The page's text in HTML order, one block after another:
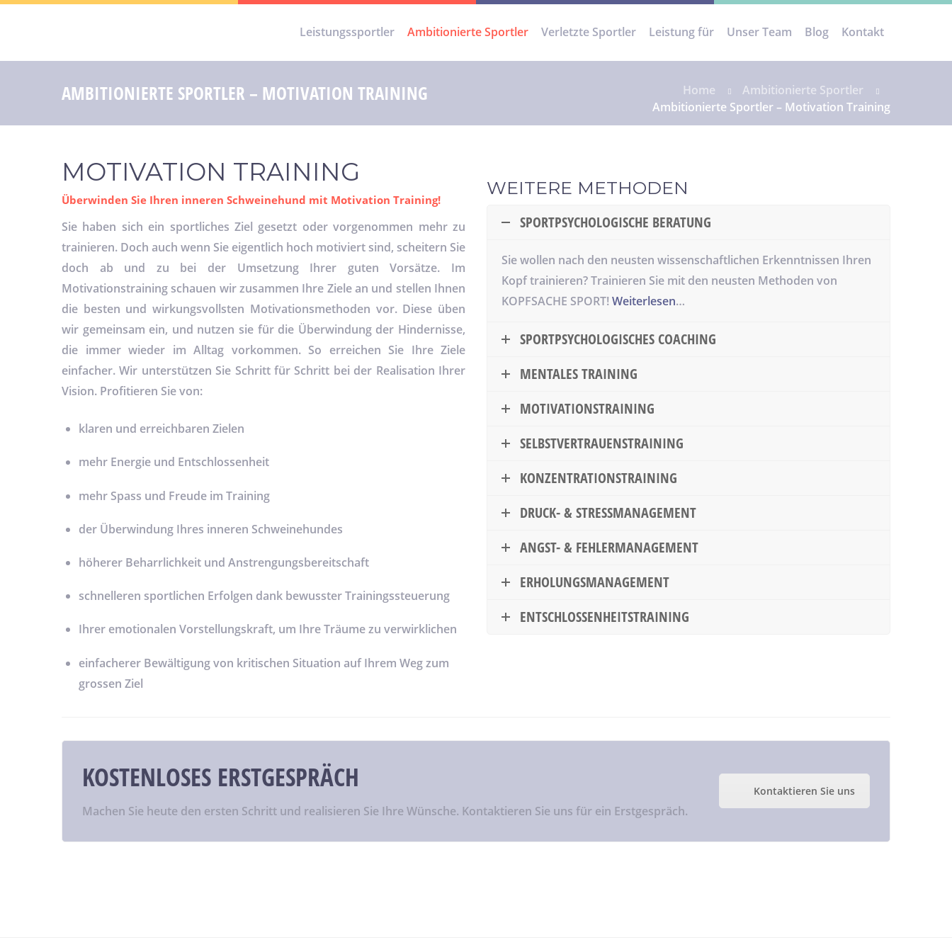
Leistungssportler Ambitionierte Sportler Verletzte Sportler Leistung für Unser Team Blog Kontakt
AMBITIONIERTE SPORTLER – MOTIVATION TRAINING Home
Ambitionierte Sportler
Ambitionierte Sportler – Motivation Training
MOTIVATION TRAINING
Überwinden Sie Ihren inneren Schweinehund mit Motivation Training!
Sie haben sich ein sportliches Ziel gesetzt oder vorgenommen mehr zu
trainieren. Doch auch wenn Sie eigentlich hoch motiviert sind, scheitern Sie
doch ab und zu bei der Umsetzung Ihrer guten Vorsätze. Im
Motivationstraining schauen wir zusammen Ihre Ziele an und stellen Ihnen
die besten und wirkungsvollsten Motivationsmethoden vor. Diese üben
wir gemeinsam ein, und nutzen sie für die Überwindung der Hindernisse,
die immer wieder im Alltag vorkommen. So erreichen Sie Ihre Ziele
einfacher. Wir unterstützen Sie Schritt für Schritt bei der Realisation Ihrer
Vision. Profitieren Sie von:
klaren und erreichbaren Zielen
mehr Energie und Entschlossenheit
mehr Spass und Freude im Training
der Überwindung Ihres inneren Schweinehundes
höherer Beharrlichkeit und Anstrengungsbereitschaft
schnelleren sportlichen Erfolgen dank bewusster Trainingssteuerung
Ihrer emotionalen Vorstellungskraft, um Ihre Träume zu verwirklichen
einfacherer Bewältigung von kritischen Situation auf Ihrem Weg zum
grossen Ziel
WEITERE METHODEN
SPORTPSYCHOLOGISCHE BERATUNG
Sie wollen nach den neusten wissenschaftlichen Erkenntnissen Ihren
Kopf trainieren? Trainieren Sie mit den neusten Methoden von
KOPFSACHE SPORT!Weiterlesen…
SPORTPSYCHOLOGISCHES COACHING
MENTALES TRAINING
MOTIVATIONSTRAINING
SELBSTVERTRAUENSTRAINING
KONZENTRATIONSTRAINING
DRUCK- & STRESSMANAGEMENT
ANGST- & FEHLERMANAGEMENT
ERHOLUNGSMANAGEMENT
ENTSCHLOSSENHEITSTRAINING
KOSTENLOSES ERSTGESPRÄCH
Machen Sie heute den ersten Schritt und realisieren Sie Ihre Wünsche. Kontaktieren Sie uns für ein Erstgespräch.
Kontaktieren Sie uns